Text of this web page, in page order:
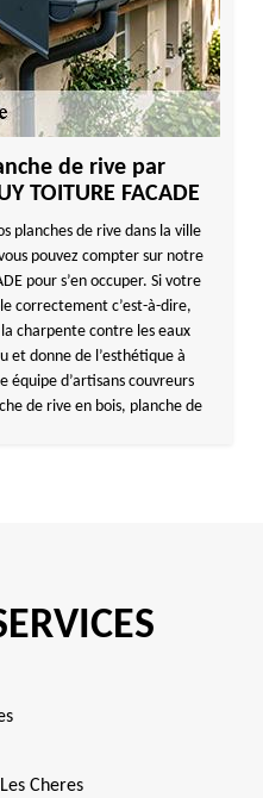
de rive par
TOITURE FACADE
planches de rive dans la ville
pouvez compter sur notre
pour s’en occuper. Si votre
correctement c’est-à-dire,
charpente contre les eaux
et donne de l’esthétique à
équipe d’artisans couvreurs
de rive en bois, planche de
Cheres